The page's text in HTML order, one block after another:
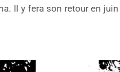
Il y fera son retour en juin